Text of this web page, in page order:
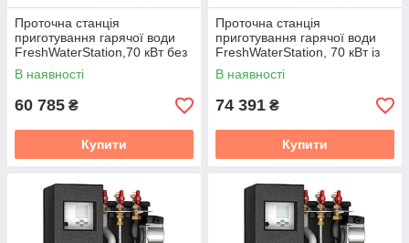
Проточна станція
приготування гарячої води
FreshWaterStation,70 кВт без
рецерк. Meibes
В наявності
60 785 ₴
Купити
Проточна станція
приготування гарячої води
FreshWaterStation, 70 кВт із
рецерк. Meibes
В наявності
74 391 ₴
Купити